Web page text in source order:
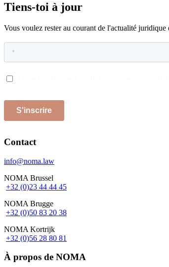
Tiens-toi à jour
Vous voulez rester au courant de l'actualité
Contact
info@noma.law
NOMA Brussel
+32 (0)23 44 44 45
NOMA Brugge
+32 (0)50 83 20 38
NOMA Kortrijk
+32 (0)56 28 80 81
À propos de NOMA